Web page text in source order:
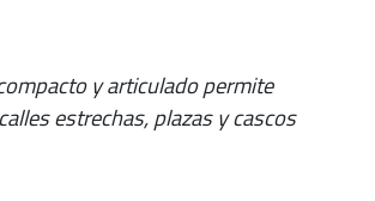
y articulado permite
estrechas, plazas y cascos